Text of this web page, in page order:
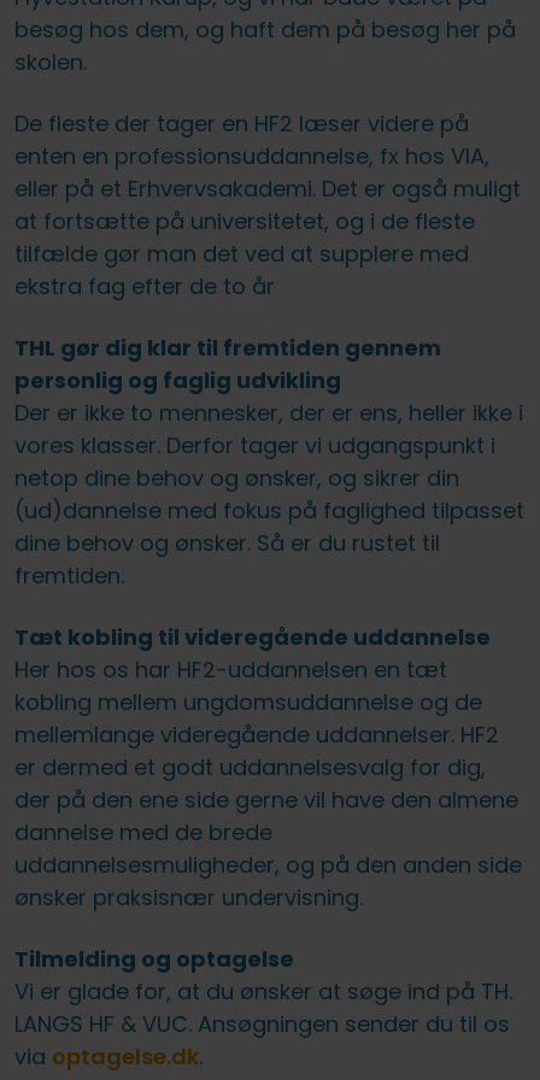
besøg hos dem, og haft dem på besøg her på
skolen.
De fleste der tager en HF2 læser videre på
enten en professionsuddannelse, fx hos VIA,
eller på et Erhvervsakademi. Det er også muligt
at fortsætte på universitetet, og i de fleste
tilfælde gør man det ved at supplere med
ekstra fag efter de to år
THL gør dig klar til fremtiden gennem
personlig og faglig udvikling
Der er ikke to mennesker, der er ens, heller ikke i
vores klasser. Derfor tager vi udgangspunkt i
netop dine behov og ønsker, og sikrer din
(ud)dannelse med fokus på faglighed tilpasset
dine behov og ønsker. Så er du rustet til
fremtiden.
Tæt kobling til videregående uddannelse
Her hos os har HF2-uddannelsen en tæt
kobling mellem ungdomsuddannelse og de
mellemlange videregående uddannelser. HF2
er dermed et godt uddannelsesvalg for dig,
der på den ene side gerne vil have den almene
dannelse med de brede
uddannelsesmuligheder, og på den anden side
ønsker praksisnær undervisning.
Tilmelding og optagelse
Vi er glade for, at du ønsker at søge ind på TH.
LANGS HF & VUC. Ansøgningen sender du til os
via optagelse.dk.